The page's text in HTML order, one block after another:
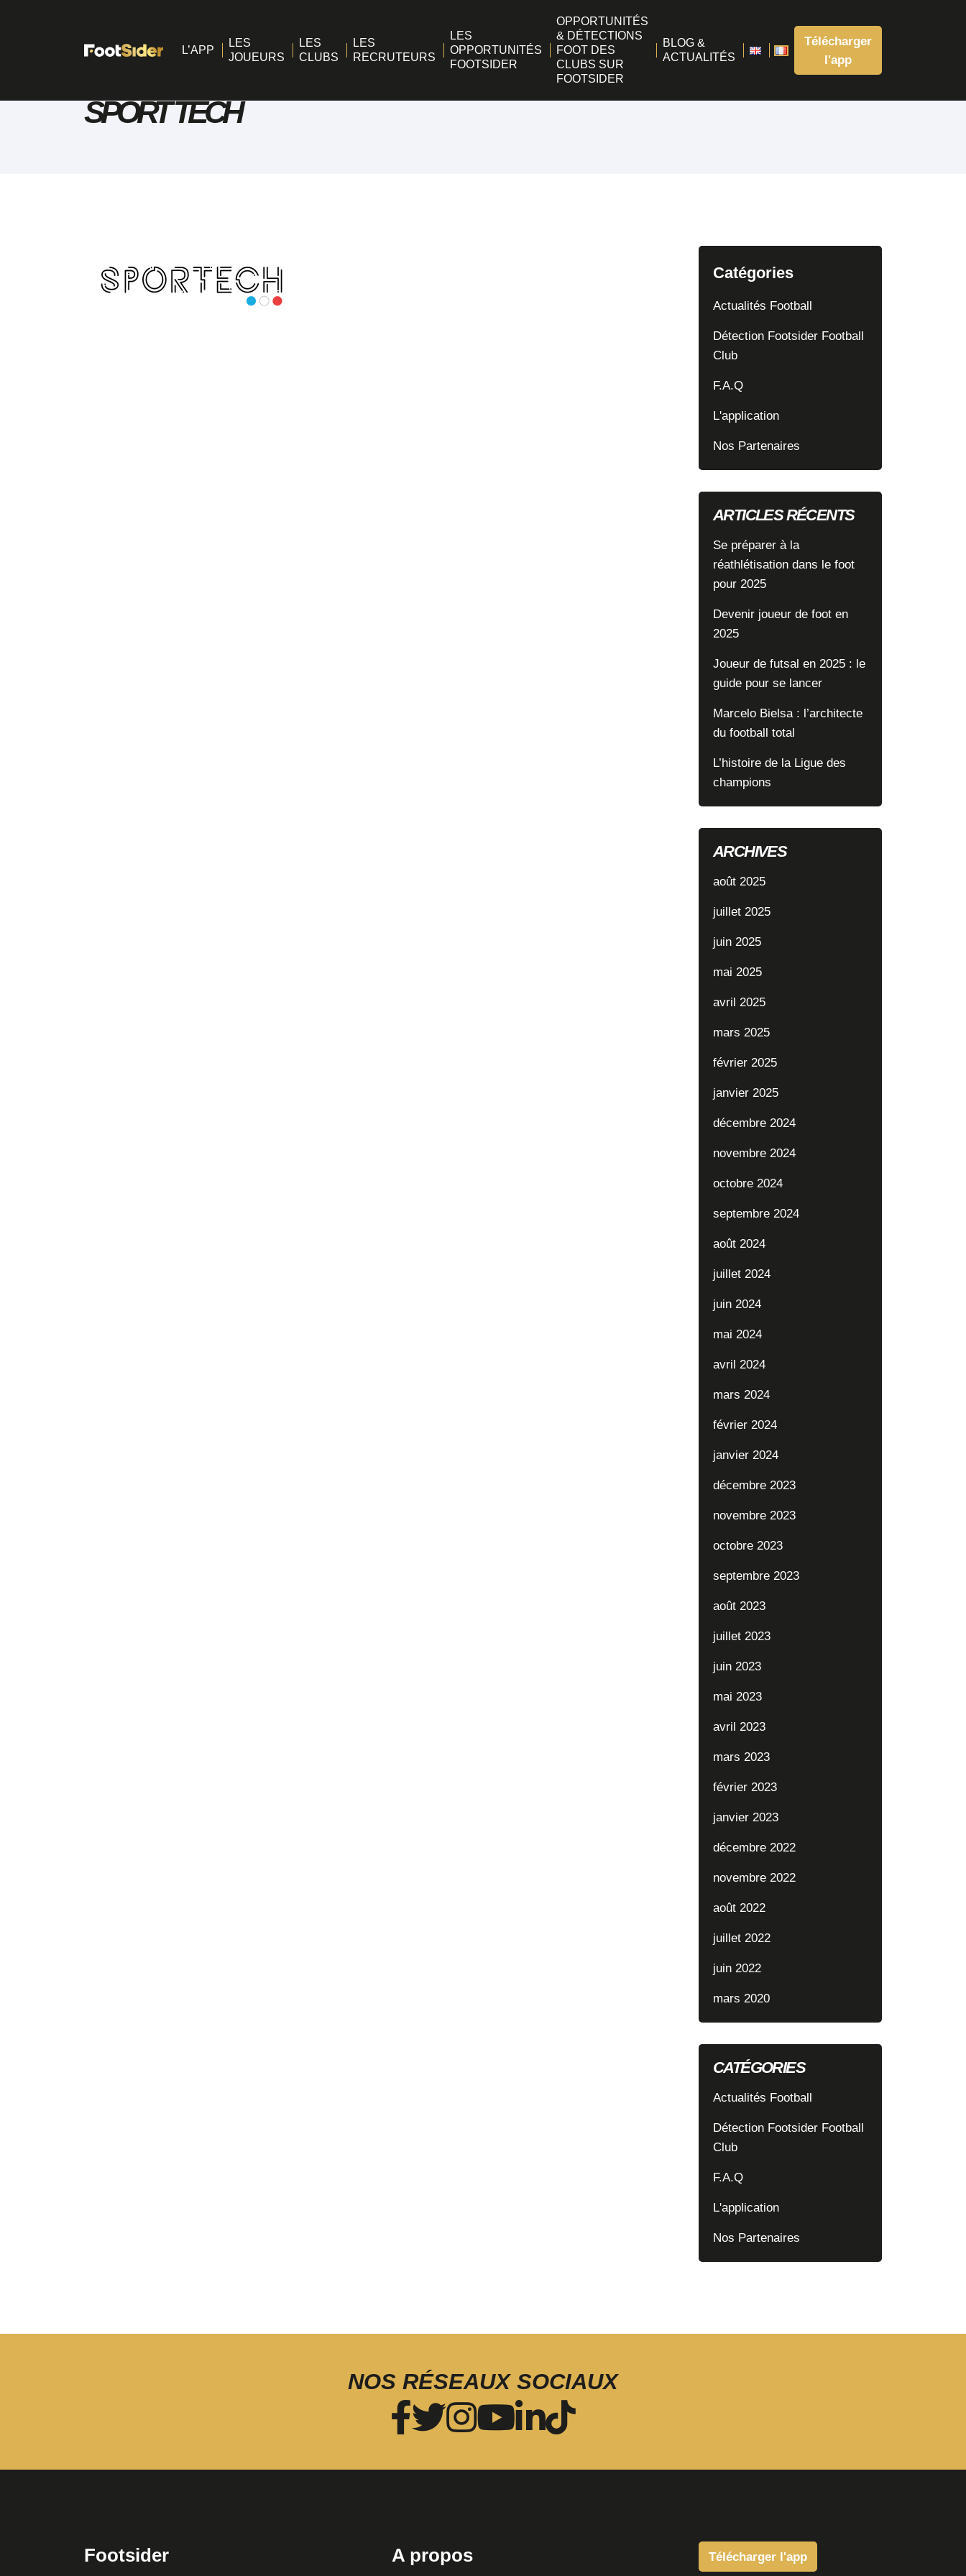
L’APP
LES
JOUEURS
LES
CLUBS
LES
RECRUTEURS
LES
OPPORTUNITÉS
FOOTSIDER
OPPORTUNITÉS
& DÉTECTIONS
FOOT DES
CLUBS SUR
FOOTSIDER
BLOG &
ACTUALITÉS
Télécharger
l'app
SPORT TECH
Catégories
Actualités Football
Détection Footsider Football
Club
F.A.Q
L'application
Nos Partenaires
ARTICLES RÉCENTS
Se préparer à la
réathlétisation dans le foot
pour 2025
Devenir joueur de foot en
2025
Joueur de futsal en 2025 : le
guide pour se lancer
Marcelo Bielsa : l’architecte
du football total
L’histoire de la Ligue des
champions
ARCHIVES
août 2025
juillet 2025
juin 2025
mai 2025
avril 2025
mars 2025
février 2025
janvier 2025
décembre 2024
novembre 2024
octobre 2024
septembre 2024
août 2024
juillet 2024
juin 2024
mai 2024
avril 2024
mars 2024
février 2024
janvier 2024
décembre 2023
novembre 2023
octobre 2023
septembre 2023
août 2023
juillet 2023
juin 2023
mai 2023
avril 2023
mars 2023
février 2023
janvier 2023
décembre 2022
novembre 2022
août 2022
juillet 2022
juin 2022
mars 2020
CATÉGORIES
Actualités Football
Détection Footsider Football
Club
F.A.Q
L'application
Nos Partenaires
NOS RÉSEAUX SOCIAUX
Footsider A propos Télécharger l'app